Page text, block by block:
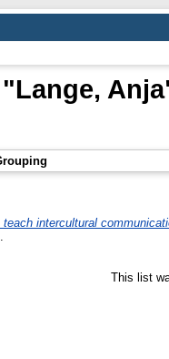
Lange, Anja
intercultural
This list